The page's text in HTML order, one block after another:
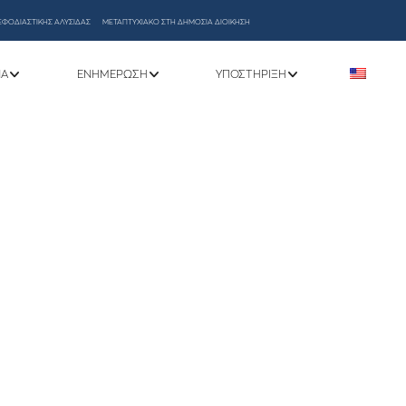
ΑΛΥΣΙΔΑΣ ΜΕΤΑΠΤΥΧΙΑΚΟ ΣΤΗ ΔΗΜΟΣΙΑ ΔΙΟΙΚΗΣΗ
ΕΝΗΜΈΡΩΣΗ ΥΠΟΣΤΉΡΙΞΗ